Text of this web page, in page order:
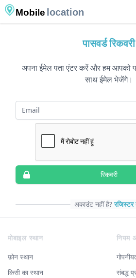
Mobile location
पासवर्ड रिकवरी
अपना ईमेल पता एंटर करें और हम आपको
साथ ईमेल भेजेंगे।
ईमेल
रिकवरी
अकाउंट नहीं है?
मोबाइल स्थान
फ़ोन स्थान
किसी का स्थान
नियम
संबद्ध